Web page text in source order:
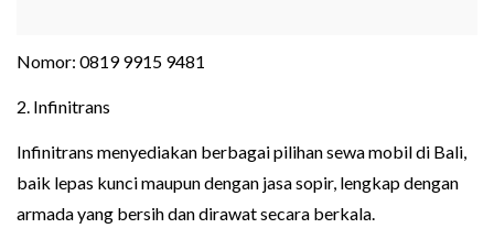
Nomor: 0819 9915 9481
2. Infinitrans
Infinitrans menyediakan berbagai pilihan sewa mobil di Bali,
baik lepas kunci maupun dengan jasa sopir, lengkap dengan
armada yang bersih dan dirawat secara berkala.